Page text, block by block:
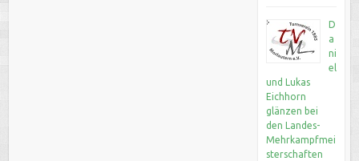
D
a
ni
el
und Lukas
Eichhorn
glänzen bei
den Landes-
Mehrkampfmei
sterschaften